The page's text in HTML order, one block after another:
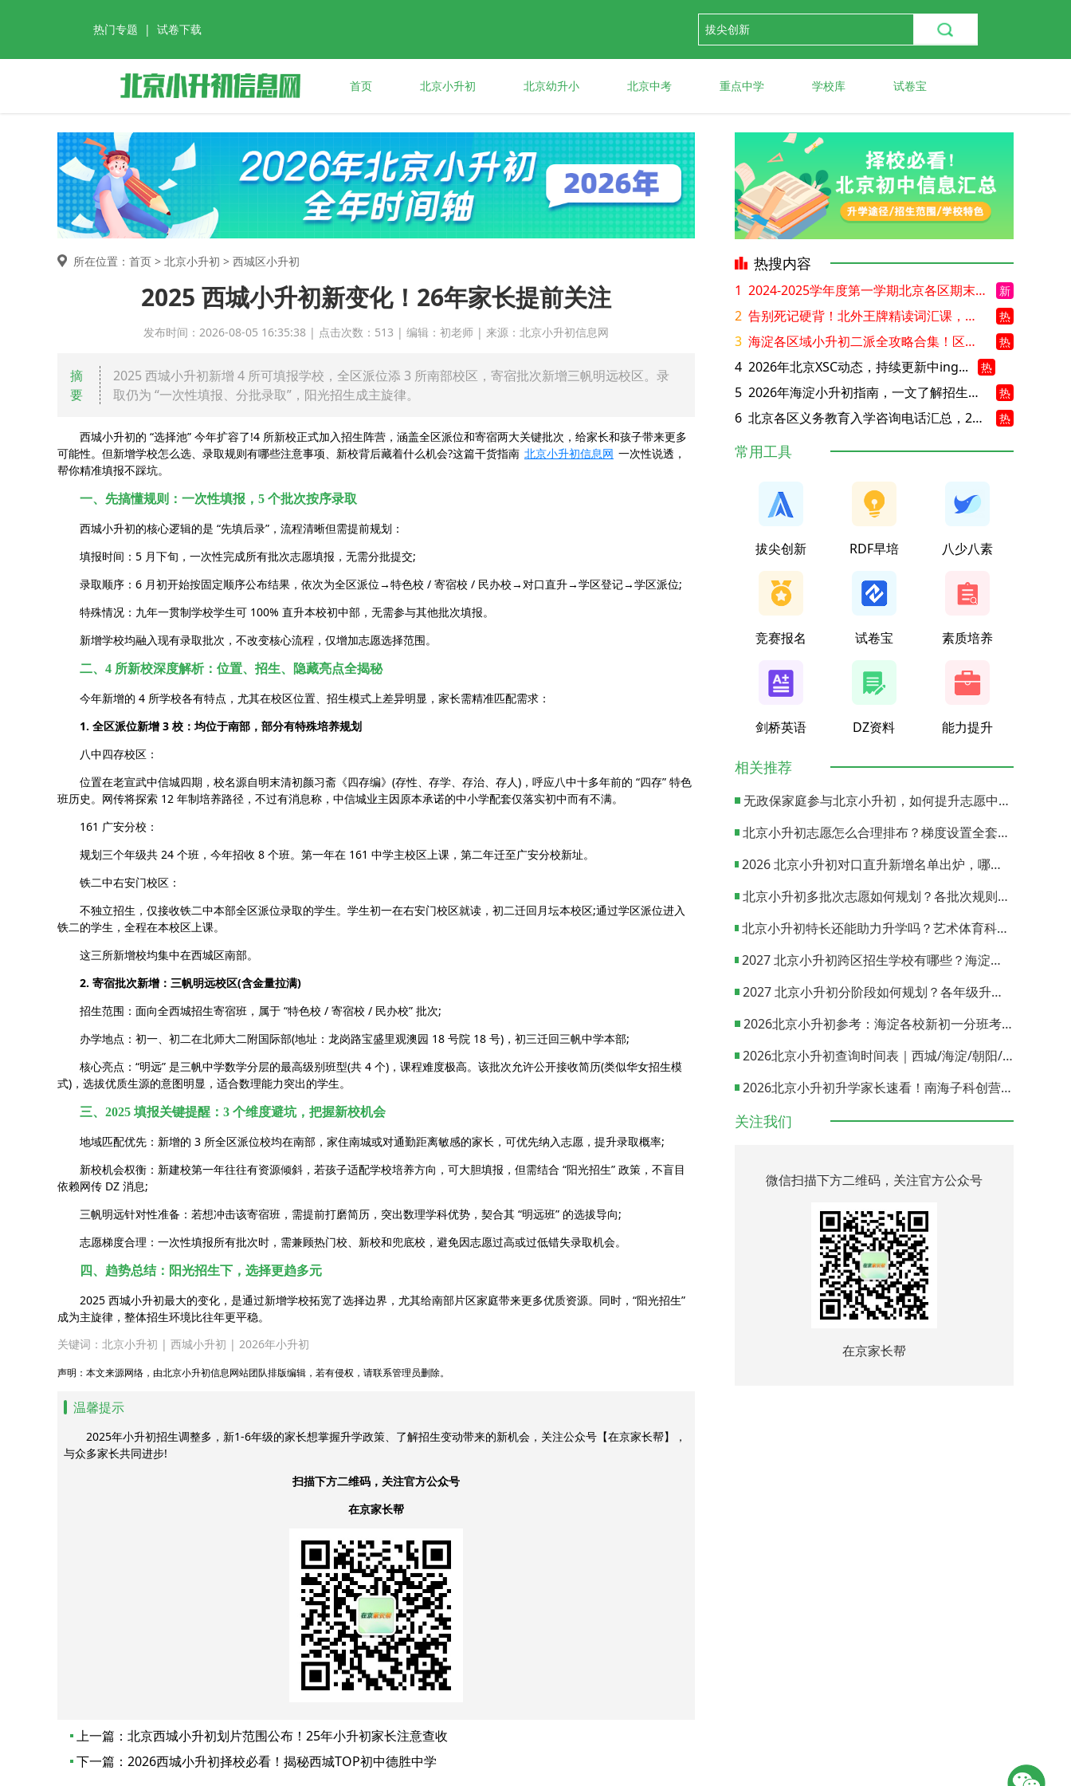
热门专题 | 试卷下载
首页 北京小升初 北京幼升小 北京中考 重点中学 学校库 试卷宝
所在位置：首页 > 北京小升初 > 西城区小升初
2025 西城小升初新变化！26年家长提前关注
发布时间：2026-08-05 16:35:38 | 点击次数：513 | 编辑：初老师 | 来源：北京小升初信息网
摘
要
2025 西城小升初新增 4 所可填报学校，全区派位添 3 所南部校区，寄宿批次新增三帆明远校区。录
取仍为 “一次性填报、分批录取”，阳光招生成主旋律。
西城小升初的 “选择池” 今年扩容了!4 所新校正式加入招生阵营，涵盖全区派位和寄宿两大关键批次，给家长和孩子带来更多
可能性。但新增学校怎么选、录取规则有哪些注意事项、新校背后藏着什么机会?这篇干货指南 北京小升初信息网 一次性说透，
帮你精准填报不踩坑。
一、先搞懂规则：一次性填报，5 个批次按序录取
西城小升初的核心逻辑的是 “先填后录”，流程清晰但需提前规划：
填报时间：5 月下旬，一次性完成所有批次志愿填报，无需分批提交;
录取顺序：6 月初开始按固定顺序公布结果，依次为全区派位→特色校 / 寄宿校 / 民办校→对口直升→学区登记→学区派位;
特殊情况：九年一贯制学校学生可 100% 直升本校初中部，无需参与其他批次填报。
新增学校均融入现有录取批次，不改变核心流程，仅增加志愿选择范围。
二、4 所新校深度解析：位置、招生、隐藏亮点全揭秘
今年新增的 4 所学校各有特点，尤其在校区位置、招生模式上差异明显，家长需精准匹配需求：
1. 全区派位新增 3 校：均位于南部，部分有特殊培养规划
八中四存校区：
位置在老宣武中信城四期，校名源自明末清初颜习斋《四存编》(存性、存学、存治、存人)，呼应八中十多年前的 “四存” 特色
班历史。网传将探索 12 年制培养路径，不过有消息称，中信城业主因原本承诺的中小学配套仅落实初中而有不满。
161 广安分校：
规划三个年级共 24 个班，今年招收 8 个班。第一年在 161 中学主校区上课，第二年迁至广安分校新址。
铁二中右安门校区：
不独立招生，仅接收铁二中本部全区派位录取的学生。学生初一在右安门校区就读，初二迁回月坛本校区;通过学区派位进入
铁二的学生，全程在本校区上课。
这三所新增校均集中在西城区南部。
2. 寄宿批次新增：三帆明远校区(含金量拉满)
招生范围：面向全西城招生寄宿班，属于 “特色校 / 寄宿校 / 民办校” 批次;
办学地点：初一、初二在北师大二附国际部(地址：龙岗路宝盛里观澳园 18 号院 18 号)，初三迁回三帆中学本部;
核心亮点：“明远” 是三帆中学数学分层的最高级别班型(共 4 个)，课程难度极高。该批次允许公开接收简历(类似华女招生模
式)，选拔优质生源的意图明显，适合数理能力突出的学生。
三、2025 填报关键提醒：3 个维度避坑，把握新校机会
地域匹配优先：新增的 3 所全区派位校均在南部，家住南城或对通勤距离敏感的家长，可优先纳入志愿，提升录取概率;
新校机会权衡：新建校第一年往往有资源倾斜，若孩子适配学校培养方向，可大胆填报，但需结合 “阳光招生” 政策，不盲目
依赖网传 DZ 消息;
三帆明远针对性准备：若想冲击该寄宿班，需提前打磨简历，突出数理学科优势，契合其 “明远班” 的选拔导向;
志愿梯度合理：一次性填报所有批次时，需兼顾热门校、新校和兜底校，避免因志愿过高或过低错失录取机会。
四、趋势总结：阳光招生下，选择更趋多元
2025 西城小升初最大的变化，是通过新增学校拓宽了选择边界，尤其给南部片区家庭带来更多优质资源。同时，“阳光招生”
成为主旋律，整体招生环境比往年更平稳。
关键词： 北京小升初 | 西城小升初 | 2026年小升初
声明：本文来源网络，由北京小升初信息网站团队排版编辑，若有侵权，请联系管理员删除。
温馨提示
2025年小升初招生调整多，新1-6年级的家长想掌握升学政策、了解招生变动带来的新机会，关注公众号【在京家长帮】，
与众多家长共同进步!
扫描下方二维码，关注官方公众号
在京家长帮
上一篇： 北京西城小升初划片范围公布！25年小升初家长注意查收
下一篇： 2026西城小升初择校必看！揭秘西城TOP初中德胜中学
热搜内容
1 2024-2025学年度第一学期北京各区期末考试真题试卷汇总 新
2 告别死记硬背！北外王牌精读词汇课，帮孩子突破英语词汇难关 热
3 海淀各区域小升初二派全攻略合集！区域一至五志愿填报、升学策略详解 热
4 2026年北京XSC动态，持续更新中ing... 热
5 2026年海淀小升初指南，一文了解招生政策要点 热
6 北京各区义务教育入学咨询电话汇总，25年小升初家长提前收藏 热
常用工具
拔尖创新 RDF早培 八少八素
竞赛报名 试卷宝 素质培养
剑桥英语 DZ资料 能力提升
相关推荐
无政保家庭参与北京小升初，如何提升志愿中签概率？
北京小升初志愿怎么合理排布？梯度设置全套策略与填报避坑指南
2026 北京小升初对口直升新增名单出炉，哪些小学可以直升优质初中？
北京小升初多批次志愿如何规划？各批次规则与填报实操指南
北京小升初特长还能助力升学吗？艺术体育科技特长机会与误区全面解析
2027 北京小升初跨区招生学校有哪些？海淀西城东城全市招生校完整汇总
2027 北京小升初分阶段如何规划？各年级升学节点与升学通道全梳理
2026北京小升初参考：海淀各校新初一分班考试日期汇总
2026北京小升初查询时间表｜西城/海淀/朝阳/东城/丰台一键对照
2026北京小升初升学家长速看！南海子科创营报名通道正式开启
关注我们
微信扫描下方二维码，关注官方公众号
在京家长帮